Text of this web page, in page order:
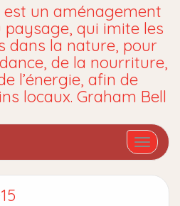
un aménagement
paysage, qui imite les
dans la nature, pour
de la nourriture,
l’énergie, afin de
locaux. Graham Bell